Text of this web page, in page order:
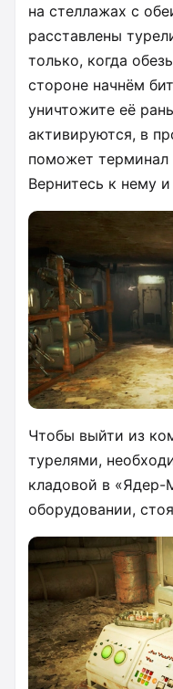
на стеллажах с
расставлены
только, когда
стороне начнём
уничтожите её
активируются, в
поможет терминал
Вернитесь к нему
Чтобы выйти из
турелями,
кладовой в «Ядер-
оборудовании,